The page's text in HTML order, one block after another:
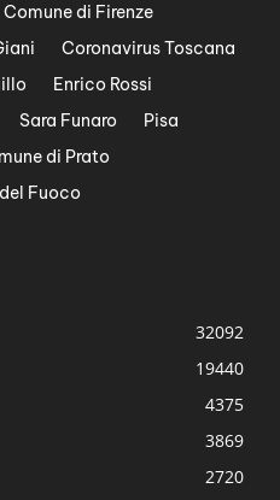
Comune di Firenze
Coronavirus Toscana
Enrico Rossi
Sara Funaro
Pisa
di Prato
Fuoco
32092
19440
4375
3869
2720